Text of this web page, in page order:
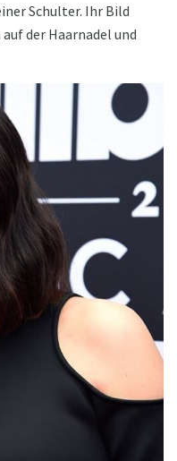
Schulter. Ihr Bild
der Haarnadel und